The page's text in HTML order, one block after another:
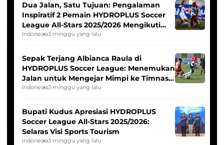
Dua Jalan, Satu Tujuan: Pengalaman
Inspiratif 2 Pemain HYDROPLUS Soccer
League All-Stars 2025/2026 Mengikuti
Seleksi Timnas Indonesia Putri
Indonesia3 minggu yang lalu
Sepak Terjang Albianca Raula di
HYDROPLUS Soccer League: Menemukan
Jalan untuk Mengejar Mimpi ke Timnas
Indonesia Putri
Indonesia3 minggu yang lalu
Bupati Kudus Apresiasi HYDROPLUS
Soccer League All-Stars 2025/2026:
Selaras Visi Sports Tourism
Indonesia3 minggu yang lalu